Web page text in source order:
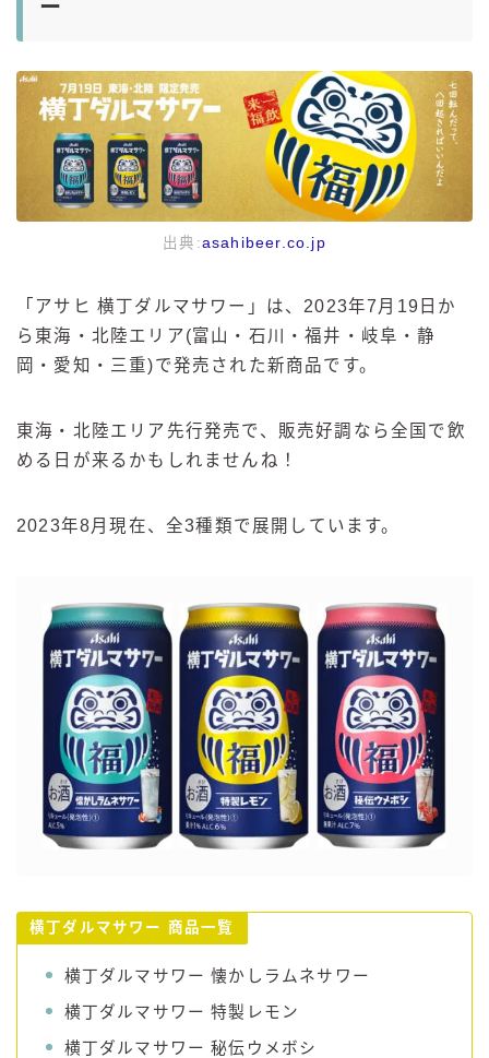
ー
出典:asahibeer.co.jp
「アサヒ 横丁ダルマサワー」は、2023年7月19日か
ら東海・北陸エリア(富山・石川・福井・岐阜・静
岡・愛知・三重)で発売された新商品です。
東海・北陸エリア先行発売で、販売好調なら全国で飲
める日が来るかもしれませんね！
2023年8月現在、全3種類で展開しています。
横丁ダルマサワー 商品一覧
横丁ダルマサワー 懐かしラムネサワー
横丁ダルマサワー 特製レモン
横丁ダルマサワー 秘伝ウメボシ